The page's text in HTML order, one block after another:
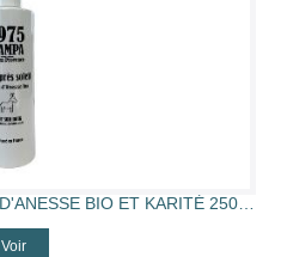
LAIT APRÈS SOLEIL AU LAIT D'ANESSE BIO ET KARITÉ 250 ML (250ML)
Voir